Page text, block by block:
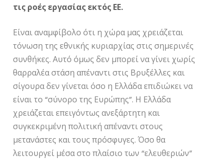
τις ροές εργασίας εκτός ΕΕ.
Είναι αναμφίβολο ότι η χώρα μας χρειάζεται
τόνωση της εθνικής κυριαρχίας στις σημερινές
συνθήκες. Αυτό όμως δεν μπορεί να γίνει χωρίς
θαρραλέα στάση απέναντι στις Βρυξέλλες και
σίγουρα δεν γίνεται όσο η Ελλάδα επιδιώκει να
είναι το “σύνορο της Ευρώπης”. Η Ελλάδα
χρειάζεται επειγόντως ανεξάρτητη και
συγκεκριμένη πολιτική απέναντι στους
μετανάστες και τους πρόσφυγες. Όσο θα
λειτουργεί μέσα στο πλαίσιο των “ελευθεριών”